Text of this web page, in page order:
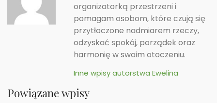
organizatorką przestrzeni i
pomagam osobom, które czują się
przytłoczone nadmiarem rzeczy,
odzyskać spokój, porządek oraz
harmonię w swoim otoczeniu.
Inne wpisy autorstwa Ewelina
Powiązane wpisy